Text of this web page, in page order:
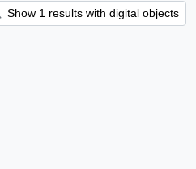
Show 1 results with digital objects